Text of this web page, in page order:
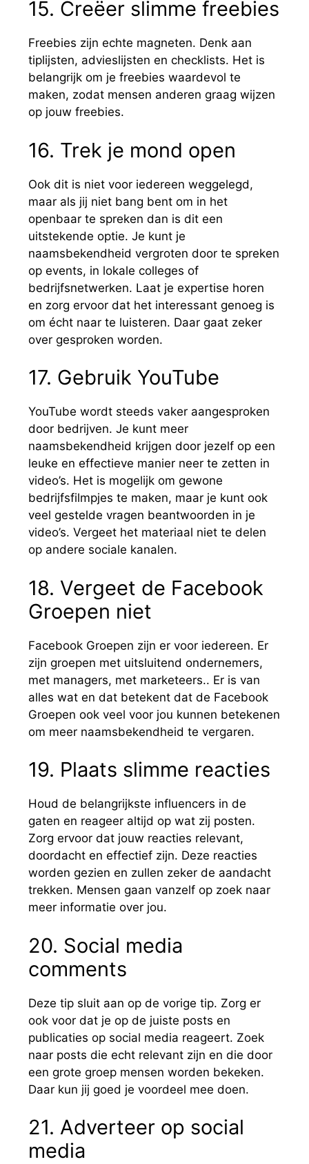
15. Creëer slimme freebies
Freebies zijn echte magneten. Denk aan
tiplijsten, advieslijsten en checklists. Het is
belangrijk om je freebies waardevol te
maken, zodat mensen anderen graag wijzen
op jouw freebies.
16. Trek je mond open
Ook dit is niet voor iedereen weggelegd,
maar als jij niet bang bent om in het
openbaar te spreken dan is dit een
uitstekende optie. Je kunt je
naamsbekendheid vergroten door te spreken
op events, in lokale colleges of
bedrijfsnetwerken. Laat je expertise horen
en zorg ervoor dat het interessant genoeg is
om écht naar te luisteren. Daar gaat zeker
over gesproken worden.
17. Gebruik YouTube
YouTube wordt steeds vaker aangesproken
door bedrijven. Je kunt meer
naamsbekendheid krijgen door jezelf op een
leuke en effectieve manier neer te zetten in
video’s. Het is mogelijk om gewone
bedrijfsfilmpjes te maken, maar je kunt ook
veel gestelde vragen beantwoorden in je
video’s. Vergeet het materiaal niet te delen
op andere sociale kanalen.
18. Vergeet de Facebook
Groepen niet
Facebook Groepen zijn er voor iedereen. Er
zijn groepen met uitsluitend ondernemers,
met managers, met marketeers.. Er is van
alles wat en dat betekent dat de Facebook
Groepen ook veel voor jou kunnen betekenen
om meer naamsbekendheid te vergaren.
19. Plaats slimme reacties
Houd de belangrijkste influencers in de
gaten en reageer altijd op wat zij posten.
Zorg ervoor dat jouw reacties relevant,
doordacht en effectief zijn. Deze reacties
worden gezien en zullen zeker de aandacht
trekken. Mensen gaan vanzelf op zoek naar
meer informatie over jou.
20. Social media
comments
Deze tip sluit aan op de vorige tip. Zorg er
ook voor dat je op de juiste posts en
publicaties op social media reageert. Zoek
naar posts die echt relevant zijn en die door
een grote groep mensen worden bekeken.
Daar kun jij goed je voordeel mee doen.
21. Adverteer op social
media